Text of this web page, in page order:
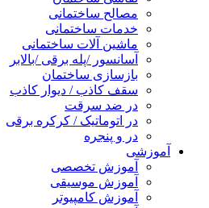
مصالح ساختمانی
خدمات ساختمانی
ماشین آلات ساختمانی
آسانسور /پله برقی /بالابر
بازسازی ساختمان
سقف کاذب / دیوار کاذب
در ضد سرقت
در اتوماتیک / کرکره برقی
در و پنجره
آموزشی
آموزش تخصصی
آموزش موسیقی
آموزش کامپیوتر